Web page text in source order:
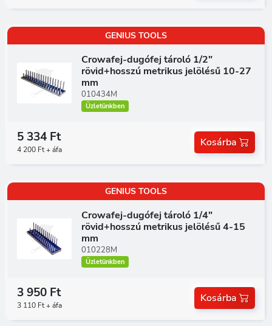
GENIUS TOOLS
Crowafej-dugófej tároló 1/2"
rövid+hosszú metrikus jelölésű 10-27
mm
010434M
Üzletünkben
5 334 Ft
4 200 Ft + áfa
Kosárba
GENIUS TOOLS
Crowafej-dugófej tároló 1/4"
rövid+hosszú metrikus jelölésű 4-15
mm
010228M
Üzletünkben
3 950 Ft
3 110 Ft + áfa
Kosárba